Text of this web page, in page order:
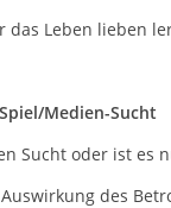
das Leben lieben
Spiel/Medien-Sucht
Sucht oder ist es
des